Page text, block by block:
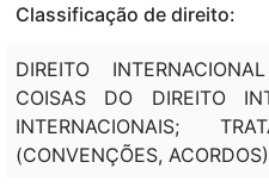
Classificação de direito:
DIREITO
COISAS DO DIREITO
INTERNACIONAIS;
(CONVENÇÕES, ACORDOS)